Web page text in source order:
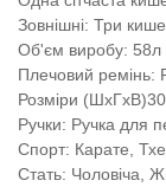
Зовнішні: Три
Об'єм виробу: 58л
Плечовий ремінь:
Розміри
Ручки: Ручка для
Спорт: Карате,
Стать: Чоловіча,